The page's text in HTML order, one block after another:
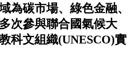
為碳市場、綠色金融、
次參與聯合國氣候大
科文組織(UNESCO)實